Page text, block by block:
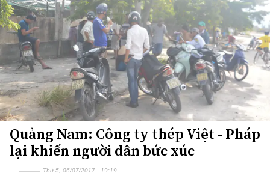
Quảng Nam: Công ty thép Việt - Pháp
lại khiến người dân bức xúc
Thứ 5, 06/07/2017 | 19:19